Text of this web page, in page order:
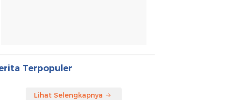
Terpopuler
Lihat Selengkapnya